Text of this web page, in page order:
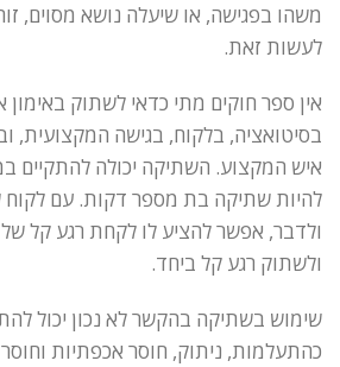
משהו בפגישה, או שיעלה נושא מסוים,
לעשות זאת.
אין ספר חוקים מתי כדאי לשתוק באימון
בסיטואציה, בלקוח, בגישה המקצועית,
איש המקצוע. השתיקה יכולה להתקיים
להיות שתיקה בת מספר דקות. עם
ולדבר, אפשר להציע לו לקחת רגע קל
ולשתוק רגע קל ביחד.
שימוש בשתיקה בהקשר לא נכון יכול
כהתעלמות, ניתוק, חוסר אכפתיות